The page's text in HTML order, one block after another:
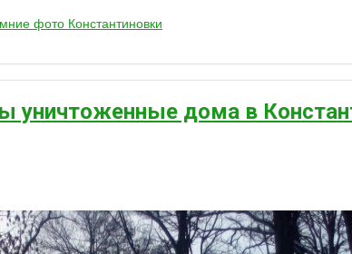
фото Константиновки
уничтоженные дома в